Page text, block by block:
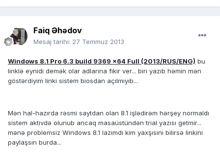
Faiq Əhədov
Mesaj tarihi: 27 Temmuz 2013
Windows 8.1 Pro 6.3 build 9369 x64 Full (2013/RUS/ENG) bu
linklə eynidi demək olar adlarına fikir ver... biri yazıb həmin mən
göstərdiyim linki sistem biosdan açılmıyıb...
Mən hal-hazırda rəsmi saytdan olan 8.1 işlədirəm hərşey normaldı
sistem aktivdə olunub ancaq masaüstündən trial yazısı getmir...
mənə problemsiz Windows 8.1 lazımdı kim yaxşısını bilirsə linkini
paylaşsın burda...